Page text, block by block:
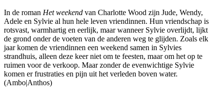
In de roman Het weekend van Charlotte Wood zijn Jude, Wendy,
Adele en Sylvie al hun hele leven vriendinnen. Hun vriendschap is
rotsvast, warmhartig en eerlijk, maar wanneer Sylvie overlijdt, lijkt
de grond onder de voeten van de anderen weg te glijden. Zoals elk
jaar komen de vriendinnen een weekend samen in Sylvies
strandhuis, alleen deze keer niet om te feesten, maar om het op te
ruimen voor de verkoop. Maar zonder de evenwichtige Sylvie
komen er frustraties en pijn uit het verleden boven water.
(Ambo|Anthos)